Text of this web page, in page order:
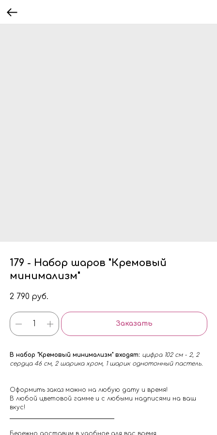
179 - Набор шаров "Кремовый
минимализм"
2 790 руб.
Заказать
В набор "Кремовый минимализм" входят: цифра 102 см - 2, 2
сердца 46 см, 2 шарика хром, 1 шарик однотонный пастель.
Оформить заказ можно на любую дату и время!
В любой цветовой гамме и с любыми надписями на ваш
вкус!
Бережно доставим в удобное для вас время